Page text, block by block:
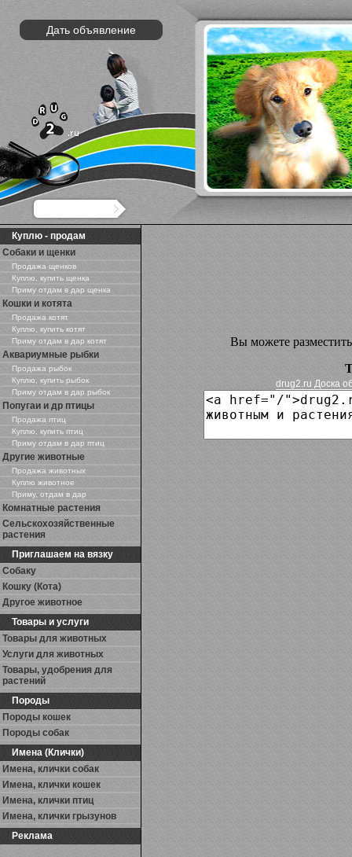
Дать объявление
Вы можете
drug2.ru Доска
Куплю - продам
Собаки и щенки
Продажа щенков
Куплю, купить щенка
Приму отдам в дар щенка
Кошки и котята
Продажа котят
Куплю, купить котят
Приму отдам в дар котят
Аквариумные рыбки
Продажа рыбок
Куплю, купить рыбок
Приму отдам в дар рыбок
Попугаи и др птицы
Продажа птиц
Куплю, купить птиц
Приму отдам в дар птиц
Другие животные
Продажа животных
Куплю животное
Приму, отдам в дар
Комнатные растения
Сельскохозяйственные
растения
Приглашаем на вязку
Собаку
Кошку (Кота)
Другое животное
Товары и услуги
Товары для животных
Услуги для животных
Товары, удобрения для
растений
Породы
Породы кошек
Породы собак
Имена (Клички)
Имена, клички собак
Имена, клички кошек
Имена, клички птиц
Имена, клички грызунов
Реклама